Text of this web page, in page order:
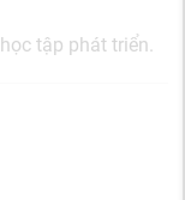
tập phát triển.